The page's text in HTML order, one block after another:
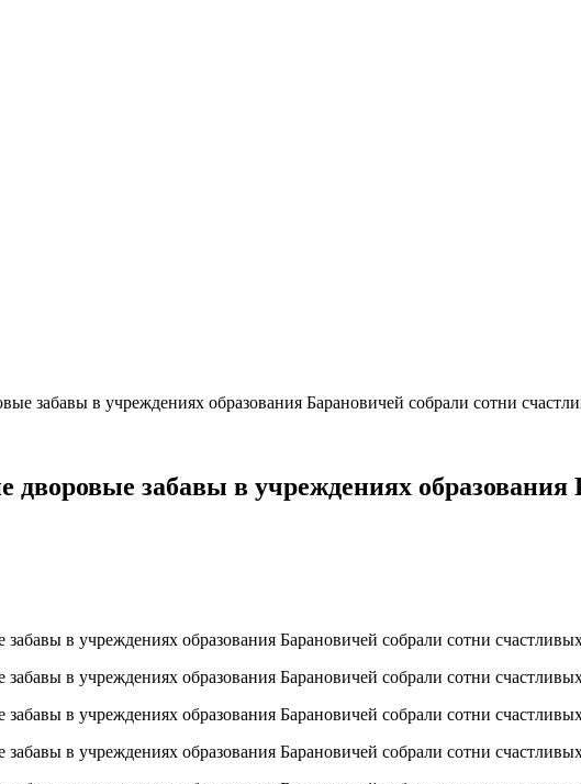
забавы в учреждениях образования Барановичей собрали сотни
дворовые забавы в учреждениях